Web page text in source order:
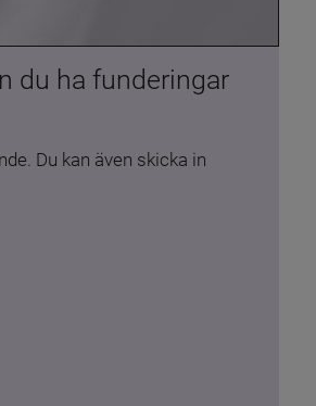
du ha funderingar
Du kan även skicka in